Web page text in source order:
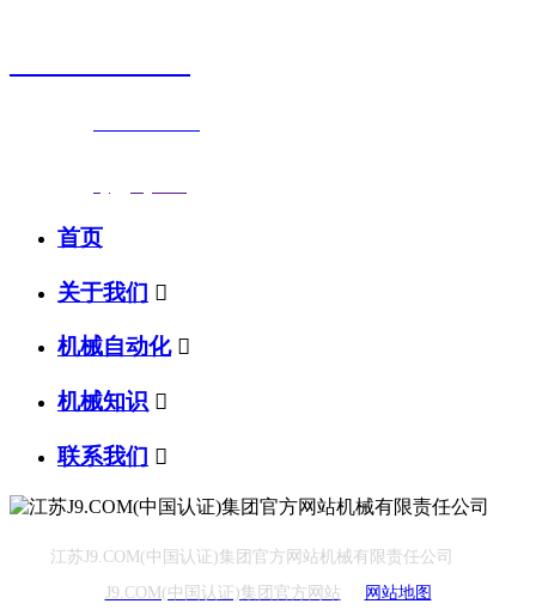
首页
关于我们 
机械自动化 
机械知识 
联系我们 
江苏J9.COM(中国认证)集团官方网站机械有限责任公司
J9.COM(中国认证)集团官方网站
网站地图